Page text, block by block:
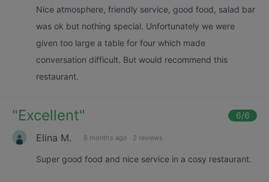
Nice atmosphere, friendly service, good food, salad bar
was ok but nothing special. Unfortunately we were
given too large a table for four which made
conversation difficult. But would recommend this
restaurant.
"Excellent" 6/6
Elina M. 8 months ago · 2 reviews
Super good food and nice service in a cosy restaurant.